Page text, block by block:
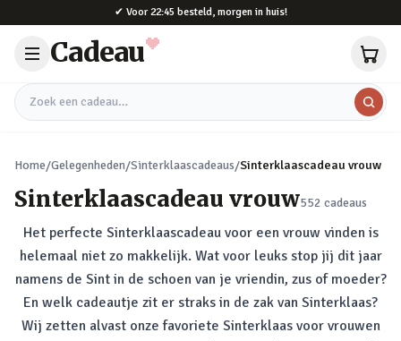
✔ Voor 22:45 besteld, morgen in huis!
Cadeau
Zoek een cadeau
Home/Gelegenheden/Sinterklaascadeaus/Sinterklaascadeau vrouw
Sinterklaascadeau vrouw552 cadeaus
Het perfecte Sinterklaascadeau voor een vrouw vinden is
helemaal niet zo makkelijk. Wat voor leuks stop jij dit jaar
namens de Sint in de schoen van je vriendin, zus of moeder?
En welk cadeautje zit er straks in de zak van Sinterklaas?
Wij zetten alvast onze favoriete Sinterklaas voor vrouwen